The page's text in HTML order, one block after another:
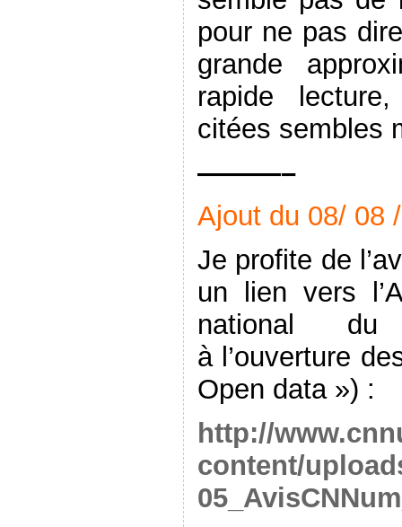
pour ne pas
grande
rapide
citées sembles
———–
Ajout du 08/ 08
Je profite de
un lien vers
national du
à l’ouverture
Open data ») :
http://
content/